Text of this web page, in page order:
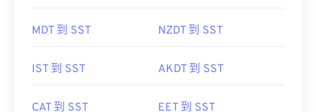
MDT 到 SST NZDT 到 SST
IST 到 SST AKDT 到 SST
CAT 到 SST EET 到 SST